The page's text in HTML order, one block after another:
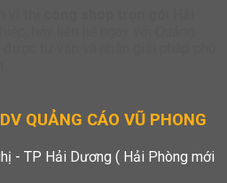
QUẢNG CÁO VŨ PHONG
- TP Hải Dương ( Hải Phòng mới